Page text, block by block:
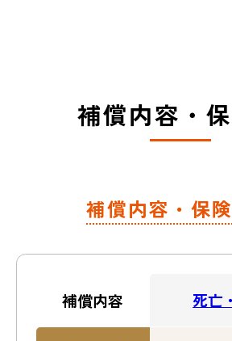
入院一時金
（3日以上の入院で）
補償内容
委任した
相手に誠意が見ら
自転車で走行中、自動車
て入院した。自分に過失
を弁護士に依頼した。
補償内容・
補償内容・保
補償内容 死亡